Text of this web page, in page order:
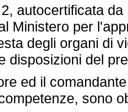
autocertificata
Ministero per
degli organi di
disposizioni del
ed il comandante
sono